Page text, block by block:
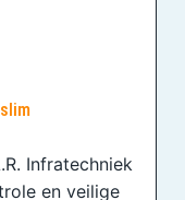
Infratechniek
en veilige